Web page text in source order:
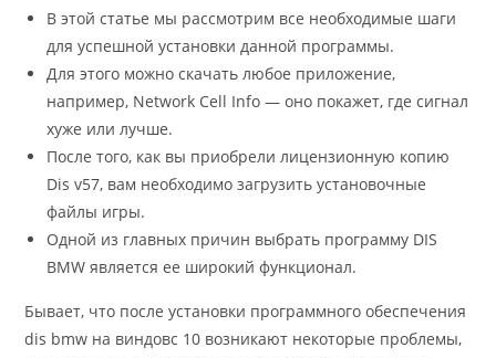
В этой статье мы рассмотрим все необходимые шаги
для успешной установки данной программы.
Для этого можно скачать любое приложение,
например, Network Cell Info — оно покажет, где сигнал
хуже или лучше.
После того, как вы приобрели лицензионную копию
Dis v57, вам необходимо загрузить установочные
файлы игры.
Одной из главных причин выбрать программу DIS
BMW является ее широкий функционал.
Бывает, что после установки программного обеспечения
dis bmw на виндовс 10 возникают некоторые проблемы,